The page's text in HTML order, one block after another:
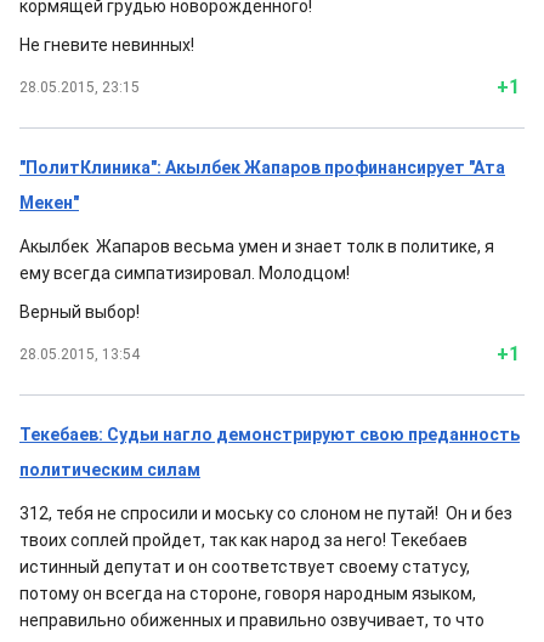
кормящей грудью новорожденного!
Не гневите невинных!
28.05.2015, 23:15 +1
"ПолитКлиника": Акылбек Жапаров профинансирует "Ата
Мекен"
Акылбек Жапаров весьма умен и знает толк в политике, я
ему всегда симпатизировал. Молодцом!
Верный выбор!
28.05.2015, 13:54 +1
Текебаев: Судьи нагло демонстрируют свою преданность
политическим силам
312, тебя не спросили и моську со слоном не путай! Он и без
твоих соплей пройдет, так как народ за него! Текебаев
истинный депутат и он соответствует своему статусу,
потому он всегда на стороне, говоря народным языком,
неправильно обиженных и правильно озвучивает, то что